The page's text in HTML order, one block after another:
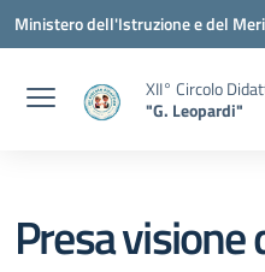
Vai ai contenuti
Vai al menu di navigazione
Vai al footer
Ministero dell'Istruzione e del
XII° Circolo
"G. Leopardi"
Presa